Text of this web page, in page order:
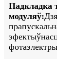
Падкладка
модуляў: